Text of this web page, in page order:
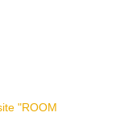
"ROOM